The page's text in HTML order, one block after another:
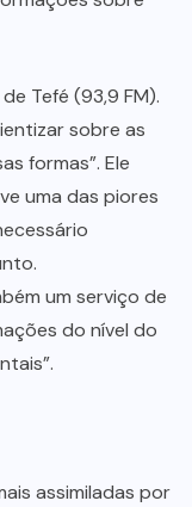
Tefé (93,9 FM).
sobre as
formas”. Ele
uma das piores
um serviço de
do nível do
assimiladas por